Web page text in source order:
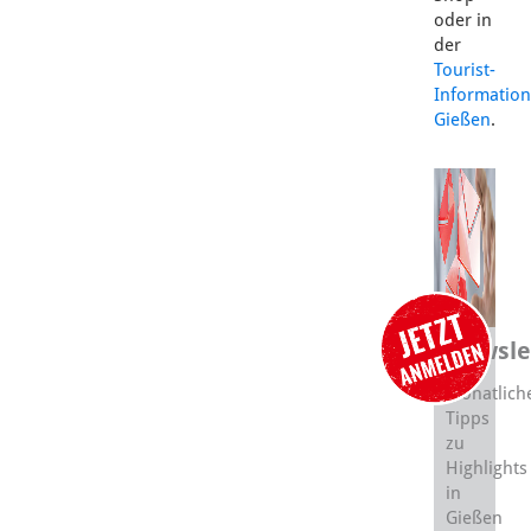
oder in
der
Tourist-
Information
Gießen.
Tipps
zu
Highlights
in
Gießen